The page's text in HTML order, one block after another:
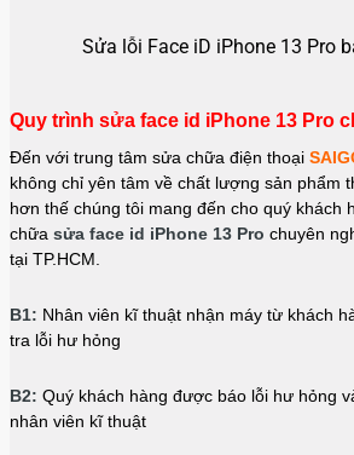
Sửa lỗi Face iD iPhone 13 Pro
Quy trình sửa face id iPhone 13 Pro
Đến với trung tâm sửa chữa điện thoại
không chỉ yên tâm về chất lượng sản phẩm
hơn thế chúng tôi mang đến cho quý khách
chữa sửa face id iPhone 13 Pro chuyên
tại TP.HCM.
B1: Nhân viên kĩ thuật nhận máy từ khách
tra lỗi hư hỏng
B2: Quý khách hàng được báo lỗi hư hỏng
nhân viên kĩ thuật